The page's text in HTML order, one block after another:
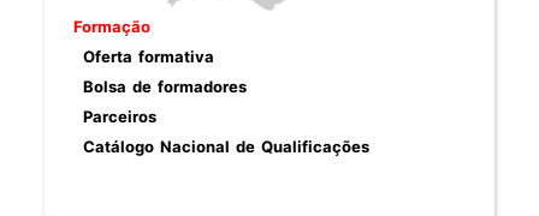
Formação
Oferta formativa
Bolsa de formadores
Parceiros
Catálogo Nacional de Qualificações